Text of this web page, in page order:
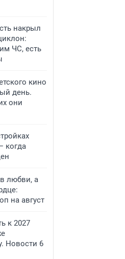
накрыл
ЧС, есть
кино
день.
они
когда
любви, а
на август
к 2027
Новости 6